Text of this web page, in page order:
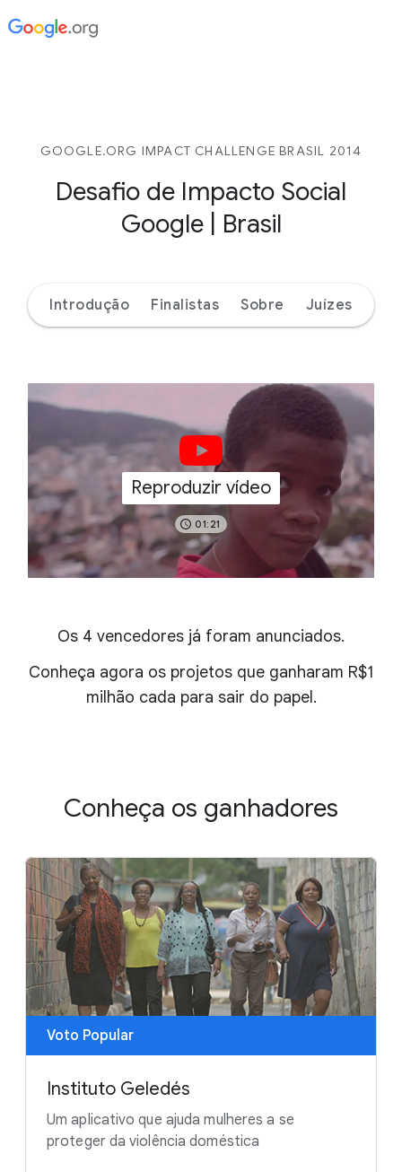
GOOGLE.ORG IMPACT CHALLENGE BRASIL 2014
Desafio de Impacto Social
Google | Brasil
Introdução Finalistas Sobre Juízes
Reproduzir vídeo
01:21
Os 4 vencedores já foram anunciados.
Conheça agora os projetos que ganharam R$1
milhão cada para sair do papel.
Conheça os ganhadores
Voto Popular
Instituto Geledés
Um aplicativo que ajuda mulheres a se
proteger da violência doméstica